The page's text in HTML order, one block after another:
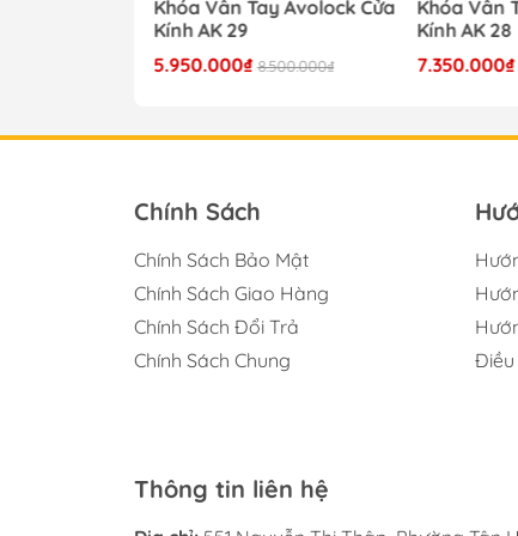
Khóa Vân Tay Avolock Cửa
Kính AK 29
5.950.000₫ 8.500.000₫
Khóa Vân
Kính AK 28
7.350.000₫
Chính Sách
Chính Sách Bảo Mật
Chính Sách Giao Hàng
Chính Sách Đổi Trả
Chính Sách Chung
Điều
Thông tin liên hệ